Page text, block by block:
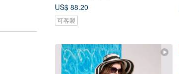
US$ 88.20
可客製